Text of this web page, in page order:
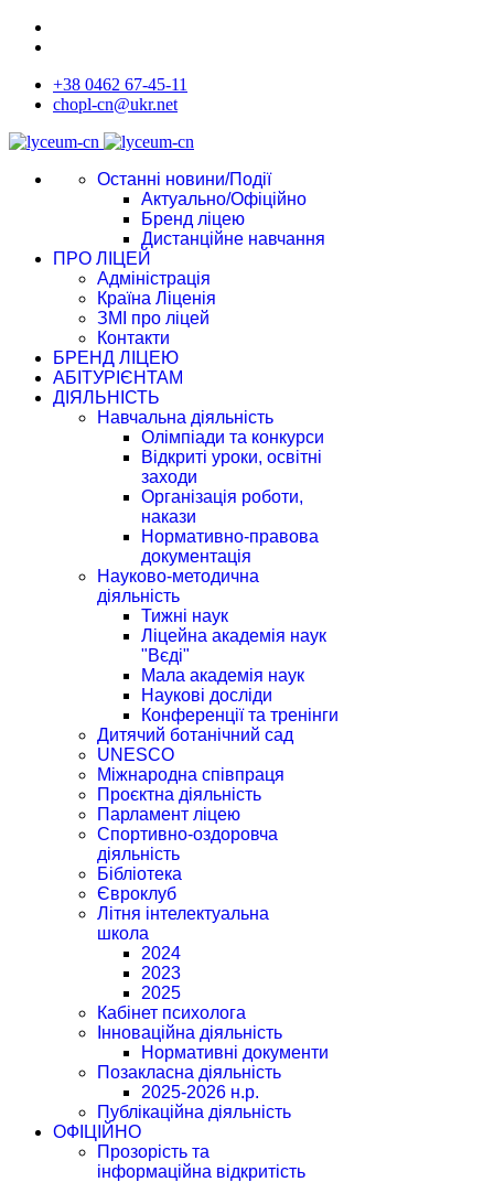
+38 0462 67-45-11
chopl-cn@ukr.net
Останні новини/Події
Актуально/Офіційно
Бренд ліцею
Дистанційне навчання
ПРО ЛІЦЕЙ
Адміністрація
Країна Ліценія
ЗМІ про ліцей
Контакти
БРЕНД ЛІЦЕЮ
АБІТУРІЄНТАМ
ДІЯЛЬНІСТЬ
Навчальна діяльність
Олімпіади та конкурси
Відкриті уроки, освітні
заходи
Організація роботи,
накази
Нормативно-правова
документація
Науково-методична
діяльність
Тижні наук
Ліцейна академія наук
"Вєді"
Мала академія наук
Наукові досліди
Конференції та тренінги
Дитячий ботанічний сад
UNESCO
Міжнародна співпраця
Проєктна діяльність
Парламент ліцею
Спортивно-оздоровча
діяльність
Бібліотека
Євроклуб
Літня інтелектуальна
школа
2024
2023
2025
Кабінет психолога
Інноваційна діяльність
Нормативні документи
Позакласна діяльність
2025-2026 н.р.
Публікаційна діяльність
ОФІЦІЙНО
Прозорість та
інформаційна відкритість